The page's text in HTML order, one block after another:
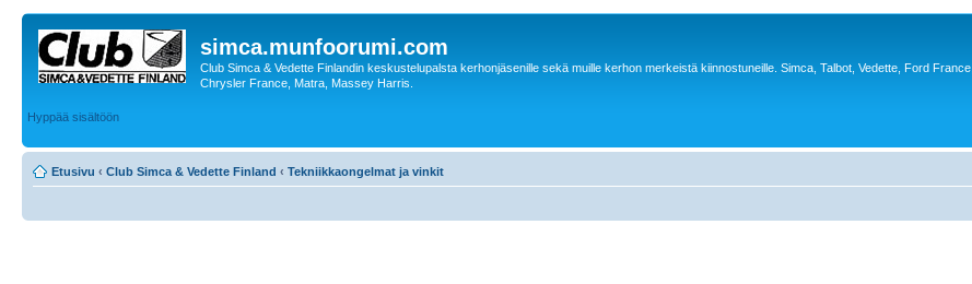
simca.munfoorumi.com
Club Simca & Vedette Finlandin keskustelupalsta kerhonjäsenille sekä muille kerhon merkeistä kiinnostuneille. Simca, Talbot, Vedette, Ford France,
Chrysler France, Matra, Massey Harris.
Hyppää sisältöön
Etusivu ‹ Club Simca & Vedette Finland ‹ Tekniikkaongelmat ja vinkit